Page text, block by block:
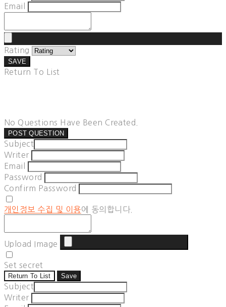
Email
Rating
SAVE
Return To List
No Questions Have Been Created.
POST QUESTION
Subject
Writer
Email
Password
Confirm Password
개인정보 수집 및 이용에 동의합니다.
Upload Image
Set secret
Return To List Save
Subject
Writer